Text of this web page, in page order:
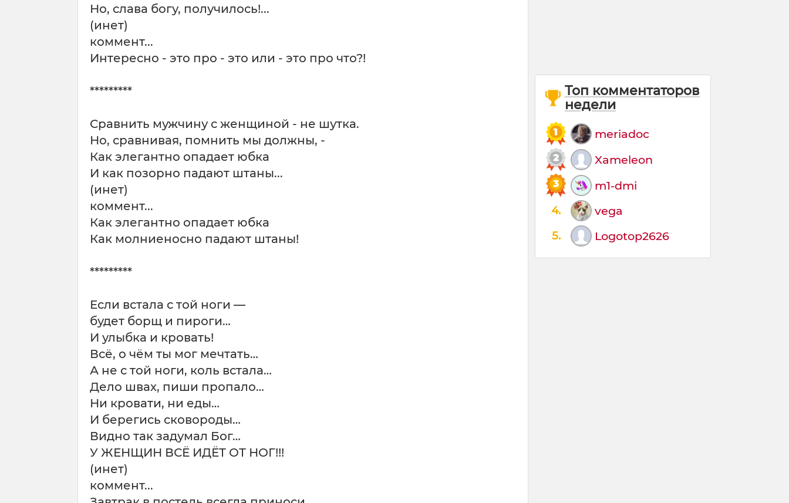
Но, слава богу, получилось!...
(инет)
коммент...
Интересно - это про - это или - это про что?!
*********
Сравнить мужчину с женщиной - не шутка.
Но, сравнивая, помнить мы должны, -
Как элегантно опадает юбка
И как позорно падают штаны...
(инет)
коммент...
Как элегантно опадает юбка
Как молниеносно падают штаны!
*********
Если встала с той ноги —
будет борщ и пироги…
И улыбка и кровать!
Всё, о чём ты мог мечтать…
А не с той ноги, коль встала…
Дело швах, пиши пропало…
Ни кровати, ни еды…
И берегись сковороды…
Видно так задумал Бог…
У ЖЕНЩИН ВСЁ ИДЁТ ОТ НОГ!!!
(инет)
коммент...
Топ комментаторов
недели
meriadoc
Xameleon
m1-dmi
4. vega
5. Logotop2626